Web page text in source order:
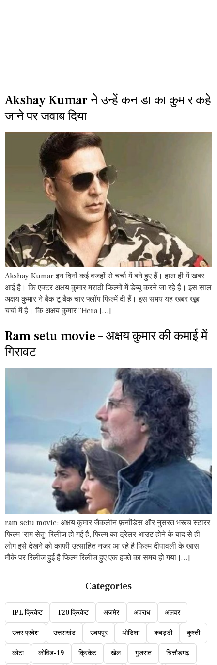
Akshay Kumar ने उन्हें कनाडा का कुमार कहे
जाने पर जवाब दिया
Akshay Kumar इन दिनों कई वजहों से चर्चा में बने हुए हैं। हाल ही में खबर
आई है। कि एक्टर अक्षय कुमार मराठी फिल्मों में डेब्यू करने जा रहे हैं। इस साल
अक्षय कुमार ने बैक टू बैक चार फ्लॉप फिल्में दी हैं। इस समय यह खबर खूब
चर्चा में है। कि अक्षय कुमार “Hera […]
Ram setu movie – अक्षय कुमार की कमाई में
गिरावट
ram setu movie: अक्षय कुमार जैकलीन फ़र्नांडिस और नुसरत भरूच स्टारर
फिल्म ‘राम सेतु’ रिलीज हो गई है, फिल्म का ट्रेलर आउट होने के बाद से ही
लोग इसे देखने को काफी उत्साहित नजर आ रहे है फिल्म दीपावली के खास
मौके पर रिलीज हुई है फिल्म रिलीज हुए एक हफ्ते का समय हो गया […]
Categories
IPL क्रिकेट T20 क्रिकेट अजमेर अपराध अलवर
उत्तर प्रदेश उत्तराखंड उदयपुर ओडिशा कबड्डी कुश्ती
कोटा कोविड-19 क्रिकेट खेल गुजरात चित्तौड़गढ़